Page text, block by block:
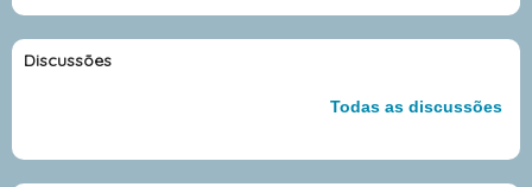
Discussões
Todas as discussões